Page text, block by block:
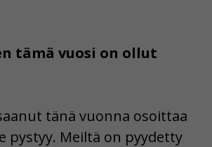
tämä vuosi on ollut
tänä vuonna osoittaa
pystyy. Meiltä on pyydetty